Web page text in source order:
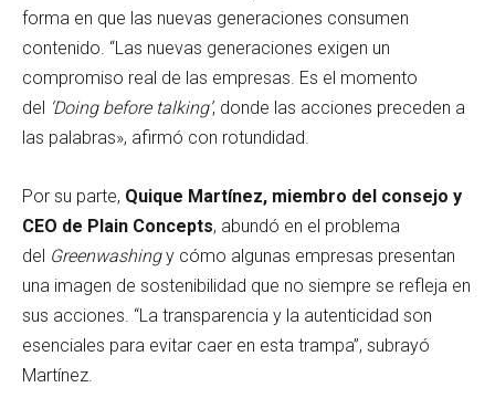
forma en que las nuevas generaciones consumen
contenido. “Las nuevas generaciones exigen un
compromiso real de las empresas. Es el momento
del ‘Doing before talking’, donde las acciones preceden a
las palabras», afirmó con rotundidad.
Por su parte, Quique Martínez, miembro del consejo y
CEO de Plain Concepts, abundó en el problema
del Greenwashingy cómo algunas empresas presentan
una imagen de sostenibilidad que no siempre se refleja en
sus acciones. “La transparencia y la autenticidad son
esenciales para evitar caer en esta trampa”, subrayó
Martínez.